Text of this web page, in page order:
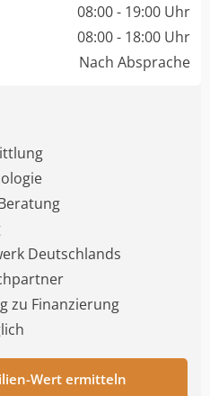
08:00 - 19:00 Uhr
08:00 - 18:00 Uhr
Nach Absprache
Deutschlands
zu Finanzierung
Wert ermitteln